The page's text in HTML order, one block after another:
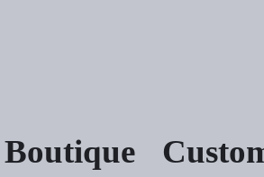
Boutique